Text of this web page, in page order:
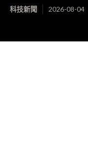
科技新聞 2026-08-04